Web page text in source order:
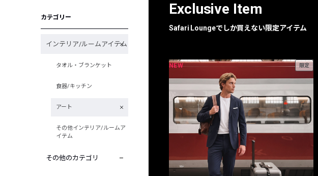
カテゴリー
インテリア/ルームアイテム
タオル・ブランケット
食器/キッチン
アート
その他インテリア/ルームア
イテム
その他のカテゴリ
Exclusive Item
Safari Loungeでしか買えない限定アイテム
NEW 限定